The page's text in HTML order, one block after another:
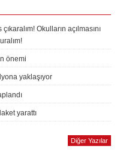
Okulların açılmasını
önemi
yaklaşıyor
yarattı
Diğer Yazılar